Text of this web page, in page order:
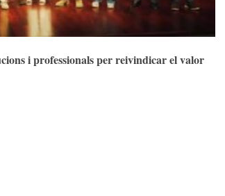
i professionals per reivindicar el valor